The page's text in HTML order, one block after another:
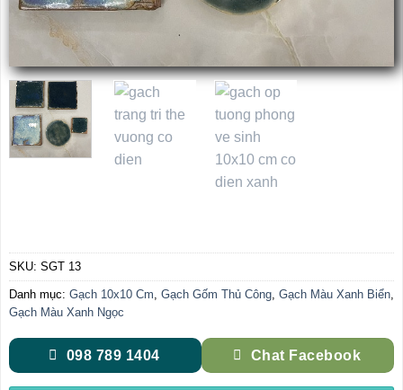
SKU: SGT 13
Danh mục: Gạch 10x10 Cm Gạch Gốm Thủ Công, Gạch Màu Xanh Biển,
Gạch Màu Xanh Ngọc
098 789 1404 Chat Facebook